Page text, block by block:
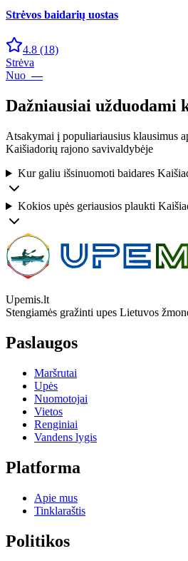
Strėvos baidarių uostas
4.8 (18)
Strėva
Nuo—
Dažniausiai užduodami
Atsakymai į populiariausius klausimus
Kaišiadorių rajono savivaldybėje
Kur galiu išsinuomoti baidares
Kokios upės geriausios plaukti
Upemis.lt
Stengiamės gražinti upes Lietuvos
Paslaugos
Maršrutai
Upės
Nuomotojai
Vietos
Renginiai
Vandens lygis
Platforma
Apie mus
Tinklaraštis
Politikos